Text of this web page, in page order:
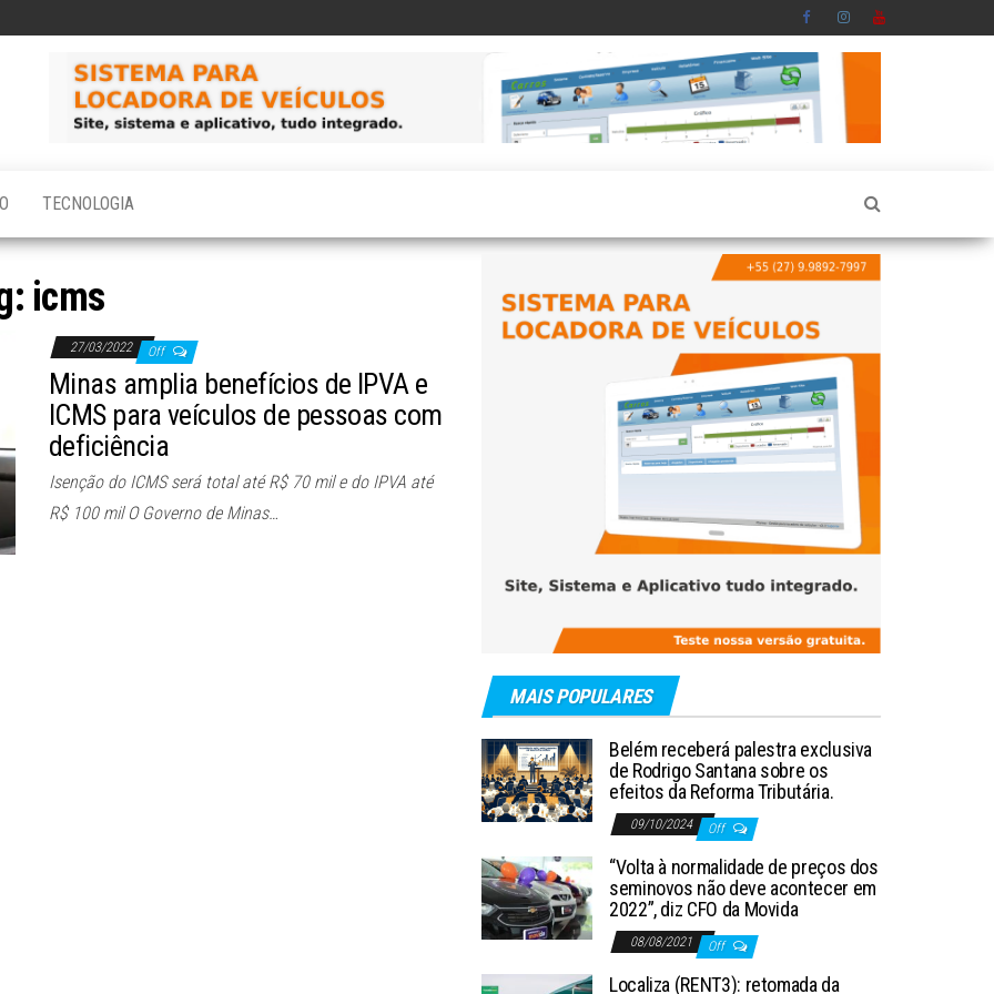
TECNOLOGIA
icms
27/03/2022 Off
Minas amplia benefícios de IPVA e
ICMS para veículos de pessoas com
deficiência
Isenção do ICMS será total até R$ 70 mil e do IPVA até
R$ 100 mil O Governo de Minas…
MAIS POPULARES
Belém receberá palestra exclusiva
de Rodrigo Santana sobre os
efeitos da Reforma Tributária.
09/10/2024 Off
“Volta à normalidade de preços dos
seminovos não deve acontecer em
2022”, diz CFO da Movida
08/08/2021 Off
Localiza (RENT3): retomada da